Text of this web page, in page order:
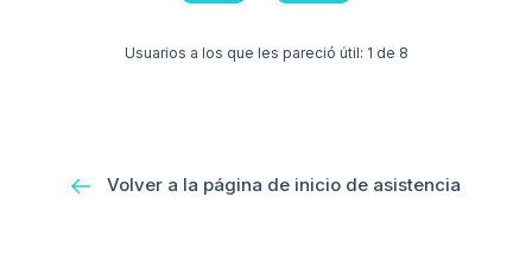
Usuarios a los que les pareció útil: 1 de 8
Volver a la página de inicio de asistencia